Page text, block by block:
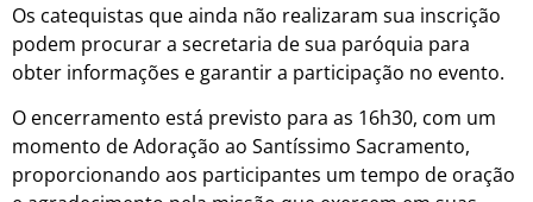
Os catequistas que ainda não realizaram sua inscrição
podem procurar a secretaria de sua paróquia para
obter informações e garantir a participação no evento.
O encerramento está previsto para as 16h30, com um
momento de Adoração ao Santíssimo Sacramento,
proporcionando aos participantes um tempo de oração